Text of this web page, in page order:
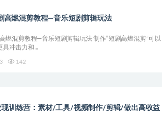
高燃混剪教程—音乐短剧剪辑玩法
燃混剪教程—音乐短剧剪辑玩法 制作“短剧高燃混剪”可以
具冲击力和...
142
现训练营：素材/工具/视频制作/剪辑/做出高收益